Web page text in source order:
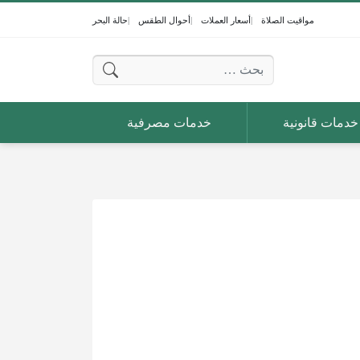
مواقيت الصلاة أسعار العملات أحوال الطقس حالة البحر
البحث عن:
خدمات قانونية خدمات مصرفية